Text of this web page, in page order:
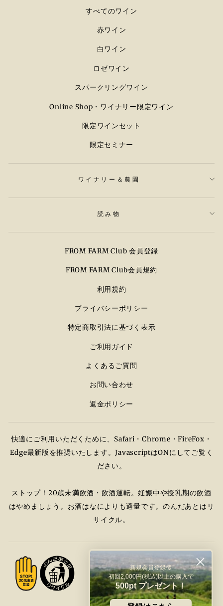
すべてのワイン
赤ワイン
白ワイン
ロゼワイン
スパークリングワイン
Online Shop・ワイナリー限定ワイン
限定ワインセット
限定セミナー
ワイナリー＆農園
読み物
FROM FARM Club 会員登録
FROM FARM Club会員規約
利用規約
プライバシーポリシー
特定商取引法に基づく表示
ご利用ガイド
よくあるご質問
お問い合わせ
返金ポリシー
快適にご利用いただくために、Safari・Chrome・FireFox・
Edge最新版を推奨いたします。JavascriptはONにしてご覧く
ださい。
ストップ！20歳未満飲酒・飲酒運転。​妊娠中や授乳期の飲酒
はやめましょう。お酒はなによりも適量です。​のんだあとはリ
サイクル。
新規会員登録後
初回2,000円(税込)以上の購入で
500pt プレゼント！